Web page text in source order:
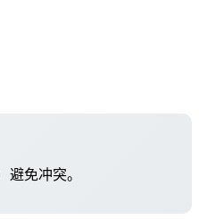
免冲突。